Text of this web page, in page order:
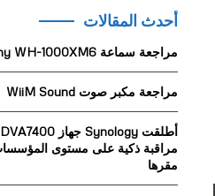
c
f
r
:
أحدث المقالات
مراجعة سماعة Sony WH-1000XM6
مراجعة مكبر صوت WiiM Sound
مراقبة ذكية على مستوى
مقرها